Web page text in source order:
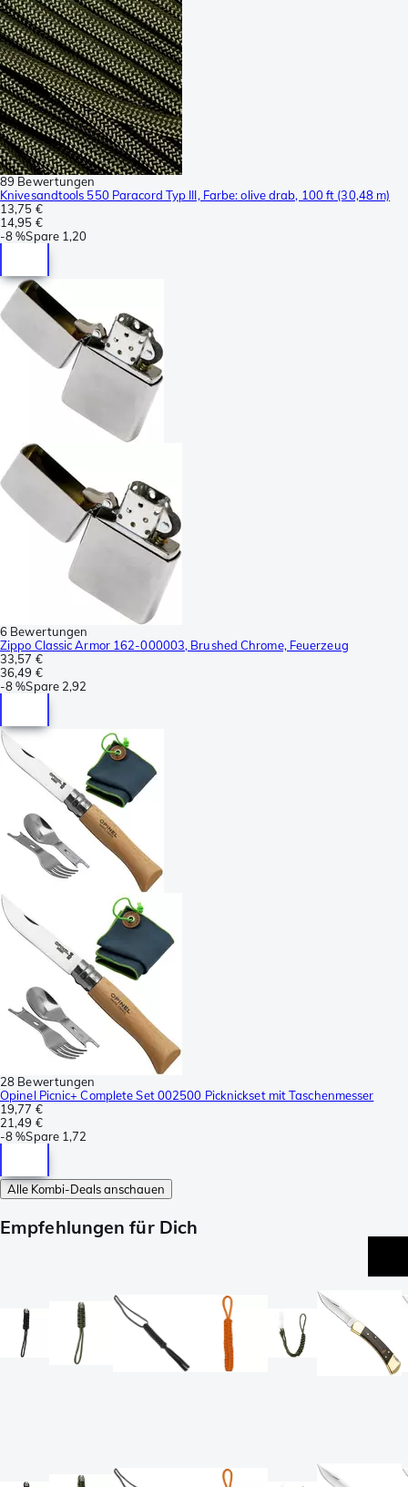
89 Bewertungen
Knivesandtools 550 Paracord Typ III, Farbe: olive drab, 100 ft (30,48 m)
13,75 €
14,95 €
-8 %Spare 1,20
6 Bewertungen
Zippo Classic Armor 162-000003, Brushed Chrome, Feuerzeug
33,57 €
36,49 €
-8 %Spare 2,92
28 Bewertungen
Opinel Picnic+ Complete Set 002500 Picknickset mit Taschenmesser
19,77 €
21,49 €
-8 %Spare 1,72
Alle Kombi-Deals anschauen
Empfehlungen für Dich